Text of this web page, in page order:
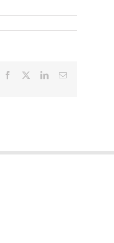
Facebook LinkedInCorreo